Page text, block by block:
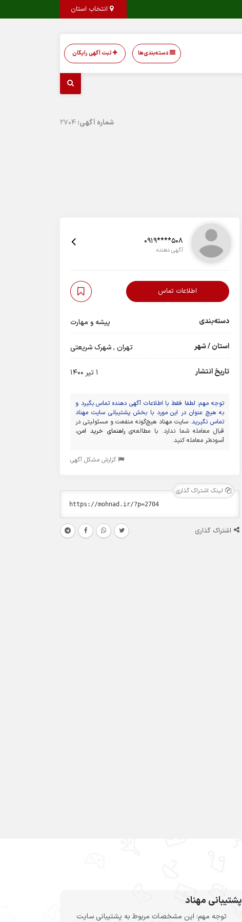
دسته‌بندی‌ها ثبت آگهی رایگان
شماره آگهی:2704
0919****508
آگهی دهنده
اطلاعات تماس
دسته‌بندی پیشه و مهارت
استان / شهر تهران ,شهرک شریعتی
تاریخ انتشار 1 تیر 1400
توجه مهم: لطفا فقط با اطلاعات آگهی دهنده تماس بگیرد و
به هیچ عنوان در این مورد با بخش پشتیبانی سایت مهناد
تماس نگیرید. سایت مهناد هیچ‌گونه منفعت و مسئولیتی در
قبال معامله شما ندارد. با مطالعه‌یراهنمای خرید امن،
آسوده‌تر معامله کنید.
گزارش مشکل آگهی
لینک اشتراک گذاری
اشتراک گذاری
پشتیبانی مهناد
توجه مهم: این مشخصات مربوط به پشتیبانی سایت